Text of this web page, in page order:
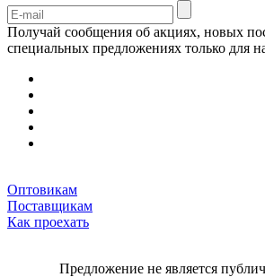
Получай сообщения об акциях, новых
специальных предложениях только для
Оптовикам
Поставщикам
Как проехать
Предложение не является